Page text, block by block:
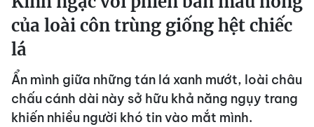
của loài côn trùng giống hệt chiếc
lá
Ẩn mình giữa những tán lá xanh mướt, loài châu
chấu cánh dài này sở hữu khả năng ngụy trang
khiến nhiều người khó tin vào mắt mình.